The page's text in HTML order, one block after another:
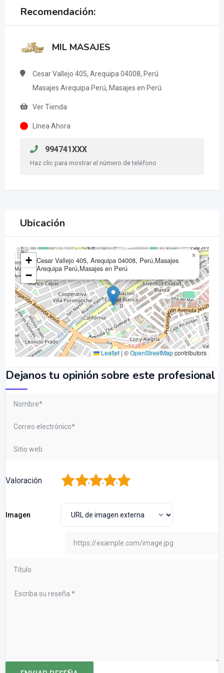
Recomendación:
MIL MASAJES
Cesar Vallejo 405, Arequipa 04008, Perú
Masajes Arequipa Perú, Masajes en Perú
Ver Tienda
Línea Ahora
994741XXX
Haz clic para mostrar el número de teléfono
Ubicación
Cesar Vallejo 405, Arequipa 04008, Perú,Masajes
Arequipa Perú,Masajes en Perú
×
+
−
Leaflet |©OpenStreetMapcontributors
Dejanos tu opinión sobre este profesional
Valoración 5
4
3
2
Imagen